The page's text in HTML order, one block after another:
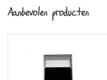
Aanbevolen producten